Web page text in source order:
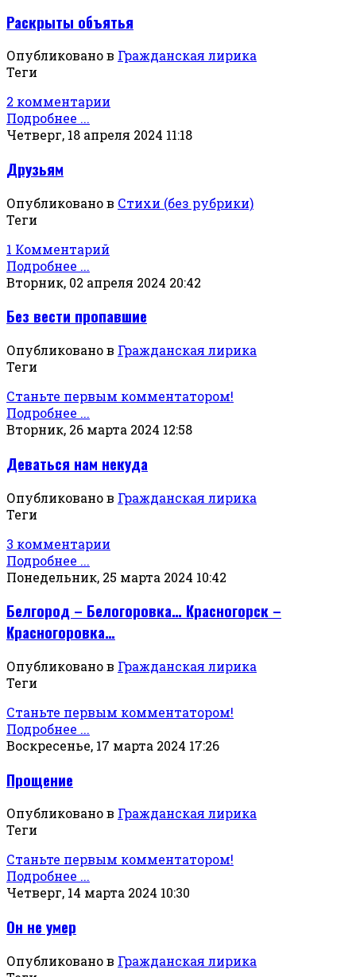
Раскрыты объятья
Опубликовано в Гражданская лирика
Теги
2 комментарии
Подробнее ...
Четверг, 18 апреля 2024 11:18
Друзьям
Опубликовано в Стихи (без рубрики)
Теги
1 Комментарий
Подробнее ...
Вторник, 02 апреля 2024 20:42
Без вести пропавшие
Опубликовано в Гражданская лирика
Теги
Станьте первым комментатором!
Подробнее ...
Вторник, 26 марта 2024 12:58
Деваться нам некуда
Опубликовано в Гражданская лирика
Теги
3 комментарии
Подробнее ...
Понедельник, 25 марта 2024 10:42
Белгород – Белогоровка… Красногорск –
Красногоровка…
Опубликовано в Гражданская лирика
Теги
Станьте первым комментатором!
Подробнее ...
Воскресенье, 17 марта 2024 17:26
Прощение
Опубликовано в Гражданская лирика
Теги
Станьте первым комментатором!
Подробнее ...
Четверг, 14 марта 2024 10:30
Он не умер
Опубликовано в Гражданская лирика